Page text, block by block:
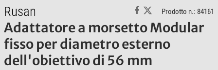
Rusan Prodotto n.: 84161
Adattatore a morsetto Modular
fisso per diametro esterno
dell'obiettivo di 56 mm